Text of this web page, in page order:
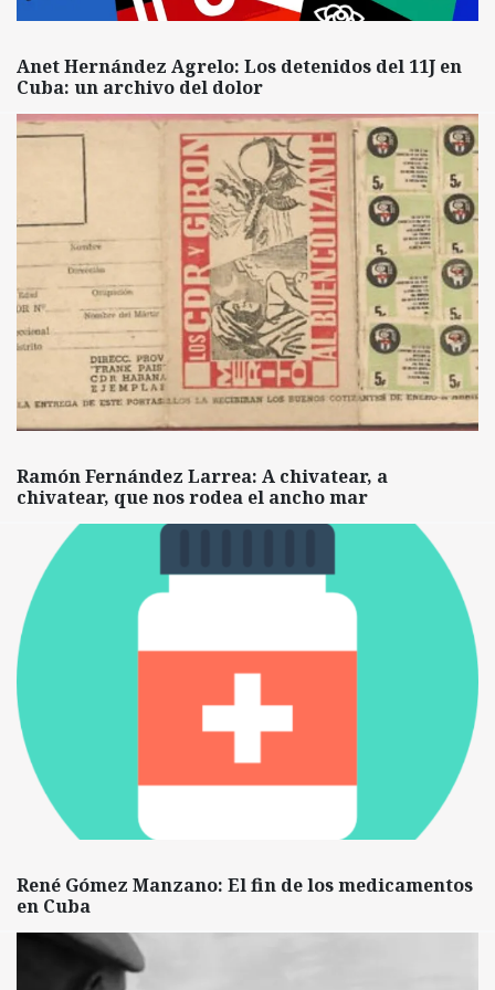
Anet Hernández Agrelo: Los detenidos del 11J en
Cuba: un archivo del dolor
Ramón Fernández Larrea: A chivatear, a
chivatear, que nos rodea el ancho mar
René Gómez Manzano: El fin de los medicamentos
en Cuba